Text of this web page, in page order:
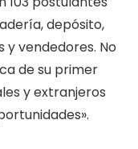
depósito,
y vendedores. No
de su primer
y extranjeros